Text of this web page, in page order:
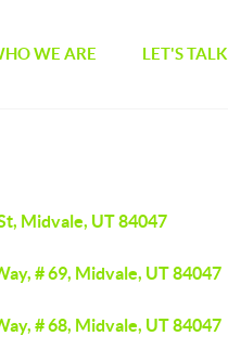
WE ARE LET'S TALK
Midvale, UT 84047
# 69, Midvale, UT 84047
# 68, Midvale, UT 84047